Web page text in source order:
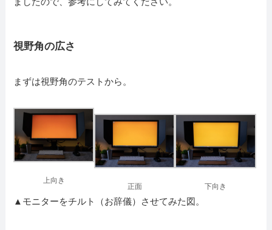
視野角の広さ
まずは視野角のテストから。
上向き
正面 下向き
▲モニターをチルト（お辞儀）させてみた図。